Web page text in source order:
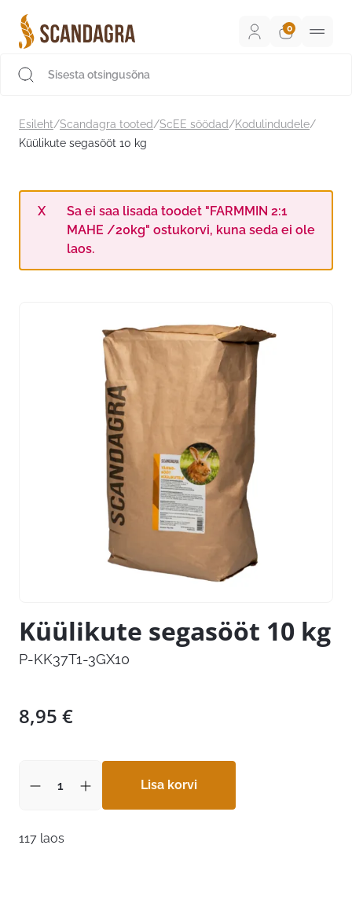
sisu
juurde
Esileht/Scandagra tooted/ScEE söödad/Kodulindudele/
Küülikute segasööt 10 kg
Sa ei saa lisada toodet "FARMMIN 2:1
MAHE /20kg" ostukorvi, kuna seda ei ole
laos.
Küülikute segasööt 10 kg
P-KK37T1-3GX10
8,95 €
Lisa korvi
117 laos